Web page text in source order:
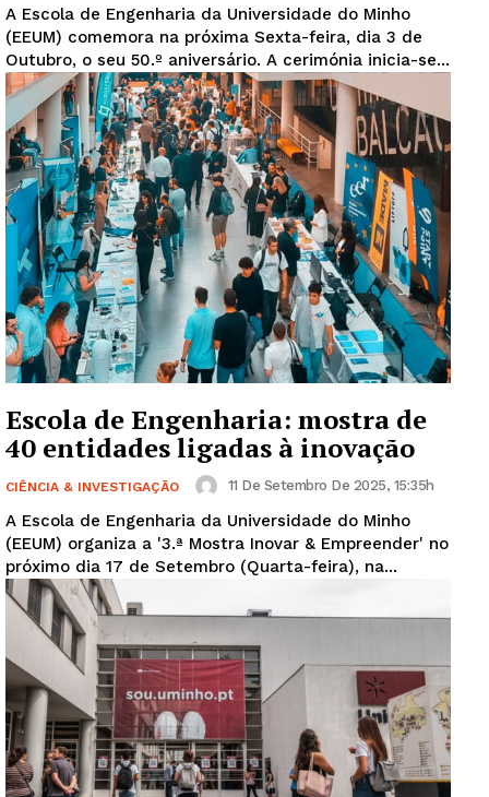
A Escola de Engenharia da Universidade do Minho
(EEUM) comemora na próxima Sexta-feira, dia 3 de
Outubro, o seu 50.º aniversário. A cerimónia inicia-se...
Escola de Engenharia: mostra de
40 entidades ligadas à inovação
CIÊNCIA & INVESTIGAÇÃO 11 De Setembro De 2025, 15:35h
A Escola de Engenharia da Universidade do Minho
(EEUM) organiza a '3.ª Mostra Inovar & Empreender' no
próximo dia 17 de Setembro (Quarta-feira), na...